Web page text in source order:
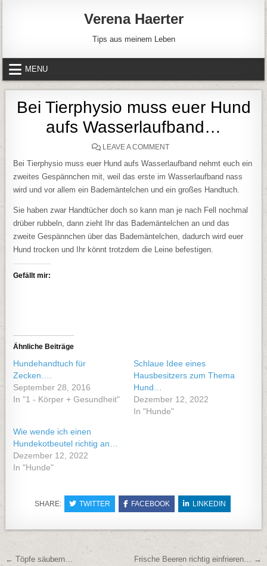
Verena Haerter
Tips aus meinem Leben
MENU
Bei Tierphysio muss euer Hund
aufs Wasserlaufband…
LEAVE A COMMENTON BEI TIERPHYSIO MUSS
Bei Tierphysio muss euer Hund aufs Wasserlaufband nehmt euch ein
zweites Gespännchen mit, weil das erste im Wasserlaufband nass
wird und vor allem ein Bademäntelchen und ein großes Handtuch.
Sie haben zwar Handtücher doch so kann man je nach Fell nochmal
drüber rubbeln, dann zieht Ihr das Bademäntelchen an und das
zweite Gespännchen über das Bademäntelchen, dadurch wird euer
Hund trocken und Ihr könnt trotzdem die Leine befestigen.
Gefällt mir:
Ähnliche Beiträge
Hundehandtuch für
Zecken….
September 28, 2016
In "1 - Körper + Gesundheit"
Schlaue Idee eines
Hausbesitzers zum Thema
Hund…
Dezember 12, 2022
In "Hunde"
Wie wende ich einen
Hundekotbeutel richtig an…
Dezember 12, 2022
In "Hunde"
SHARE: TWITTER FACEBOOK LINKEDIN
BeitragsnavigationFrische Beeren richtig einfrieren… →
← Töpfe säubern…